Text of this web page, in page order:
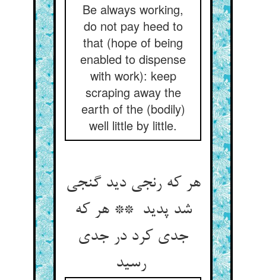
Be always working,
do not pay heed to
that (hope of being
enabled to dispense
with work): keep
scraping away the
earth of the (bodily)
well little by little.
هر که رنجی دید گنجی
شد پدید ** هر که
جدی کرد در جدی
رسید